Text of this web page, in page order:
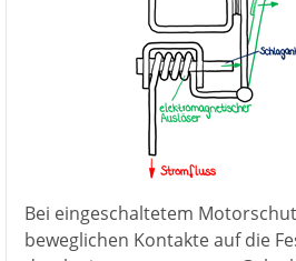
Bei eingeschaltetem
beweglichen Kontakte auf die